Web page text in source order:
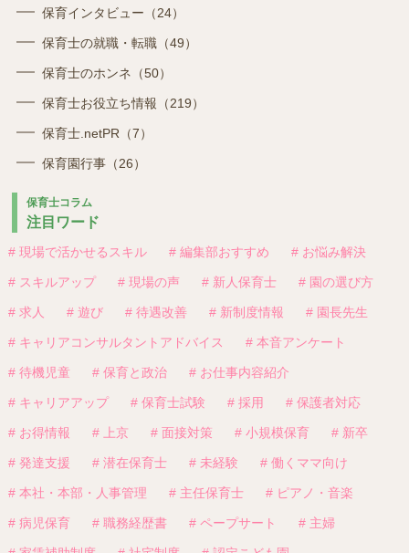
保育インタビュー（24）
保育士の就職・転職（49）
保育士のホンネ（50）
保育士お役立ち情報（219）
保育士.netPR（7）
保育園行事（26）
保育士コラム
注目ワード
# 現場で活かせるスキル # 編集部おすすめ # お悩み解決
# スキルアップ # 現場の声 # 新人保育士 # 園の選び方
# 求人 # 遊び # 待遇改善 # 新制度情報 # 園長先生
# キャリアコンサルタントアドバイス # 本音アンケート
# 待機児童 # 保育と政治 # お仕事内容紹介
# キャリアアップ # 保育士試験 # 採用 # 保護者対応
# お得情報 # 上京 # 面接対策 # 小規模保育 # 新卒
# 発達支援 # 潜在保育士 # 未経験 # 働くママ向け
# 本社・本部・人事管理 # 主任保育士 # ピアノ・音楽
# 病児保育 # 職務経歴書 # ペープサート # 主婦